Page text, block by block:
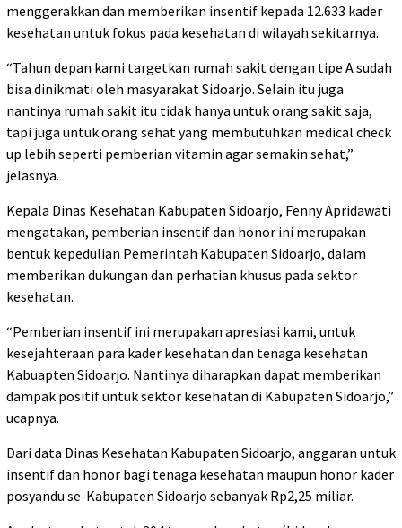
menggerakkan dan memberikan insentif kepada 12.633 kader
kesehatan untuk fokus pada kesehatan di wilayah sekitarnya.
“Tahun depan kami targetkan rumah sakit dengan tipe A sudah
bisa dinikmati oleh masyarakat Sidoarjo. Selain itu juga
nantinya rumah sakit itu tidak hanya untuk orang sakit saja,
tapi juga untuk orang sehat yang membutuhkan medical check
up lebih seperti pemberian vitamin agar semakin sehat,”
jelasnya.
Kepala Dinas Kesehatan Kabupaten Sidoarjo, Fenny Apridawati
mengatakan, pemberian insentif dan honor ini merupakan
bentuk kepedulian Pemerintah Kabupaten Sidoarjo, dalam
memberikan dukungan dan perhatian khusus pada sektor
kesehatan.
“Pemberian insentif ini merupakan apresiasi kami, untuk
kesejahteraan para kader kesehatan dan tenaga kesehatan
Kabuapten Sidoarjo. Nantinya diharapkan dapat memberikan
dampak positif untuk sektor kesehatan di Kabupaten Sidoarjo,”
ucapnya.
Dari data Dinas Kesehatan Kabupaten Sidoarjo, anggaran untuk
insentif dan honor bagi tenaga kesehatan maupun honor kader
posyandu se-Kabupaten Sidoarjo sebanyak Rp2,25 miliar.